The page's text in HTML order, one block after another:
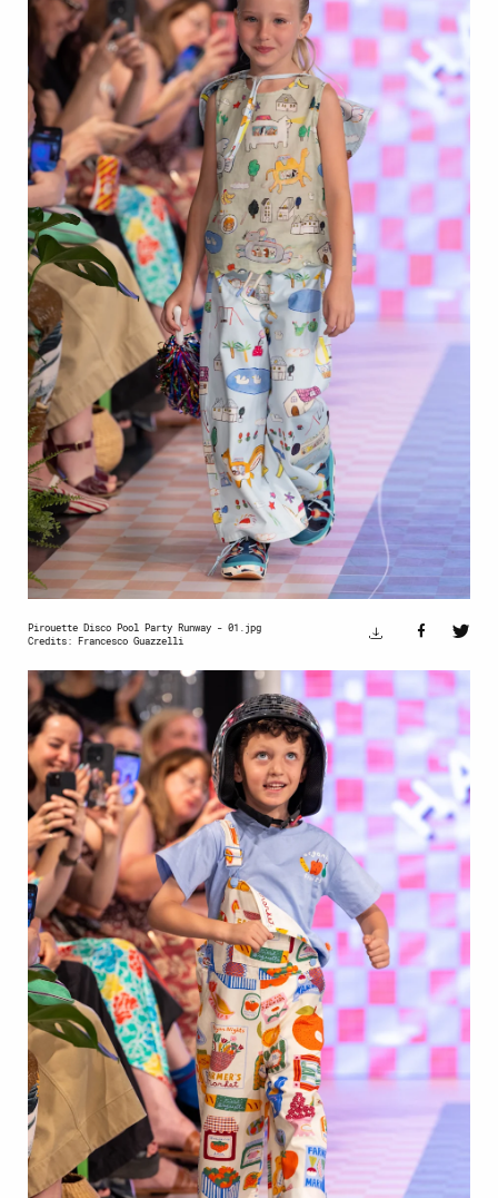
Pirouette Disco Pool Party Runway - 01.jpg
Credits: Francesco Guazzelli